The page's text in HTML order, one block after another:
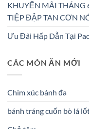
KHUYẾN MÃI THÁNG
TIỆP ĐẬP TAN CƠN
Ưu Đãi Hấp Dẫn Tại
CÁC MÓN ĂN MỚI
Chim xúc bánh đa
bánh tráng cuốn bò lá